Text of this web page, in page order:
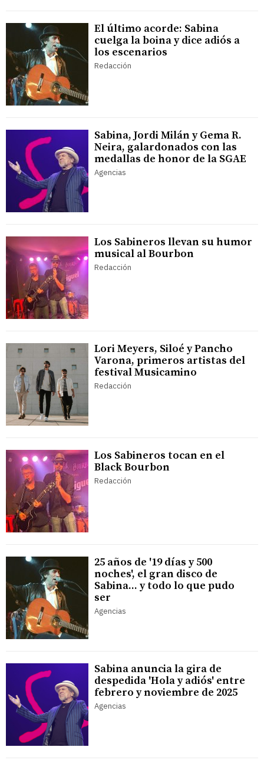
El último acorde: Sabina
cuelga la boina y dice adiós a
los escenarios
Redacción
Sabina, Jordi Milán y Gema R.
Neira, galardonados con las
medallas de honor de la SGAE
Agencias
Los Sabineros llevan su humor
musical al Bourbon
Redacción
Lori Meyers, Siloé y Pancho
Varona, primeros artistas del
festival Musicamino
Redacción
Los Sabineros tocan en el
Black Bourbon
Redacción
25 años de '19 días y 500
noches', el gran disco de
Sabina... y todo lo que pudo
ser
Agencias
Sabina anuncia la gira de
despedida 'Hola y adiós' entre
febrero y noviembre de 2025
Agencias